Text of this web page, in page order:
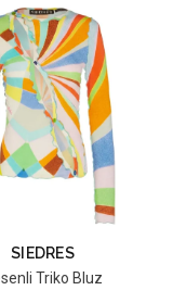
SIEDRES
Triko Bluz